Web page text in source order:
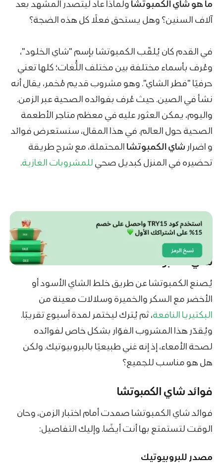
ما هو شاي الكمبوتشا ولماذا عاد ليتصدر المشهد بعد
آلاف السنين؟ وهل يستحق فعلًا كل هذه الضجة؟
في القدم كان يُلقّب الكمبوتشا بإسم "شاي الخلود"،
وعُرف بأسماء مختلفة بين مختلف اللُّغات؛ كلها تعني
حرفيًا "فطر الشاي". وهو مشروب قديم مُخمر، يقال أنه
نشأ في الصين. حيث عُرف بفوائده الصحية عبر الزمن.
واليوم، يمكن العثور عليه في معظم متاجر الأطعمة
الصحية حول العالم. في هذا المقال، سنستعرض فوائد
و اضرار شاي الكمبوتشا المحتملة، مع شرح طريقة
تحضيره في المنزل كبديل صحي للمشروبات الغازية.
شاي الكمبوتشا
يُصنع الكمبوتشا عن طريق خلط الشاي الأسود أو
الأخضر مع السكر والخميرة وسلالات معينة من
البكتيريا النافعة، ثم يُترك ليختمر لمدة أسبوع تقريبًا.
ويُقدّر هذا المشروب الفوّار بشكل خاص لفوائده
لصحة الأمعاء، إذ إنه غني طبيعيًا بالبروبيوتيك. ولكن
هل هو مناسب للجميع؟
فوائد شاي الكمبوتشا
فوائد شاي الكمبوتشا صمدت أمام اختبار الزمن، وحان
الوقت لتستمتع بها أنت أيضًا. وإليك التفاصيل:
مصدر للبروبيوتيك